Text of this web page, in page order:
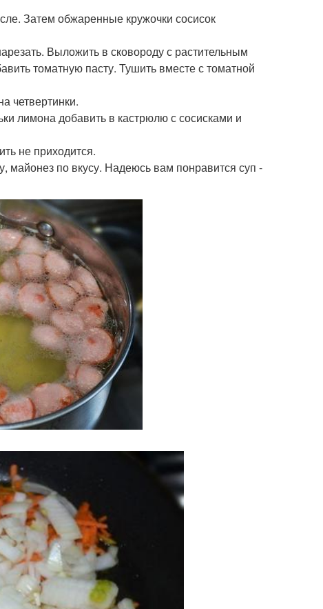
Затем обжаренные кружочки сосисок
Выложить в сковороду с растительным
томатную пасту. Тушить вместе с томатной
четвертинки.
лимона добавить в кастрюлю с сосисками и
не приходится.
майонез по вкусу. Надеюсь вам понравится суп -